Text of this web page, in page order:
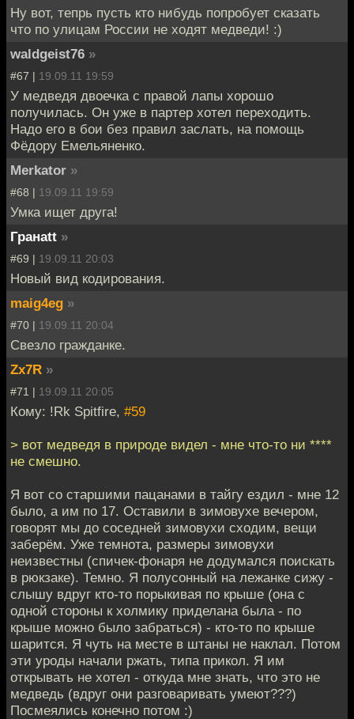
Ну вот, тепрь пусть кто нибудь попробует сказать
что по улицам России не ходят медведи! :)
waldgeist76 »
#67 | 19.09.11 19:59
У медведя двоечка с правой лапы хорошо
получилась. Он уже в партер хотел переходить.
Надо его в бои без правил заслать, на помощь
Фёдору Емельяненко.
Merkator »
#68 | 19.09.11 19:59
Умка ищет друга!
Гранаtt »
#69 | 19.09.11 20:03
Новый вид кодирования.
maig4eg »
#70 | 19.09.11 20:04
Свезло гражданке.
Zx7R »
#71 | 19.09.11 20:05
Кому: !Rk Spitfire, #59
> вот медведя в природе видел - мне что-то ни ****
не смешно.
Я вот со старшими пацанами в тайгу ездил - мне 12
было, а им по 17. Оставили в зимовухе вечером,
говорят мы до соседней зимовухи сходим, вещи
заберём. Уже темнота, размеры зимовухи
неизвестны (спичек-фонаря не додумался поискать
в рюкзаке). Темно. Я полусонный на лежанке сижу -
слышу вдруг кто-то порыкивая по крыше (она с
одной стороны к холмику приделана была - по
крыше можно было забраться) - кто-то по крыше
шарится. Я чуть на месте в штаны не наклал. Потом
эти уроды начали ржать, типа прикол. Я им
открывать не хотел - откуда мне знать, что это не
медведь (вдруг они разговаривать умеют???)
Посмеялись конечно потом :)